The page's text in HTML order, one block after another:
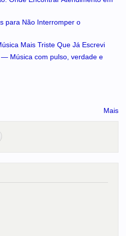
para Não Interromper o
Mais Triste Que Já Escrevi
Música com pulso, verdade e
Mais